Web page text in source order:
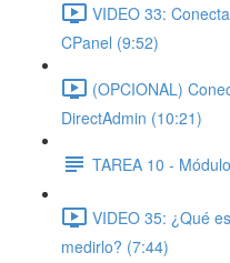
VIDEO 33:
CPanel (9:52)
(OPCIONAL)
DirectAdmin (10:21)
TAREA 10 -
VIDEO 35: ¿Qué
medirlo? (7:44)